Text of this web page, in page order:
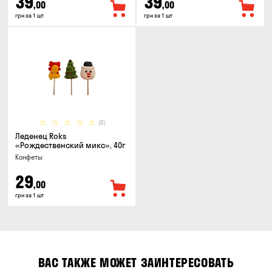
,00
грн за 1 шт
,00
грн за 1 шт
(0)
Леденец Roks
«Рождественский микс», 40г
Конфеты
29,00
грн за 1 шт
ВАС ТАКЖЕ МОЖЕТ ЗАИНТЕРЕСОВАТЬ